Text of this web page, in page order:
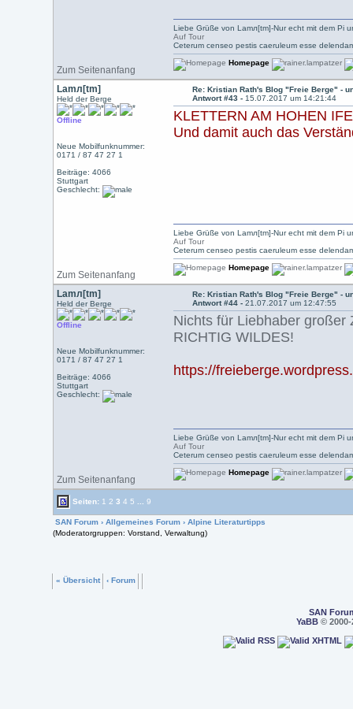
Zum Seitenanfang
Liebe Grüße von Lamл[tm]-Nur echt mit dem Pi
Auf Tour
Ceterum censeo pestis caeruleum esse
Homepage
Lamл[tm]
Held der Berge
Offline
Neue Mobilfunknummer:
0171 / 87 47 27 1
Beiträge: 4066
Stuttgart
Geschlecht:
Re: Kristian Rath's Blog "Freie Berge" -
Antwort #43 - 15.07.2017 um 14:21:44
KLETTERN AM HOHEN
Und damit auch das
Zum Seitenanfang
Liebe Grüße von Lamл[tm]-Nur echt mit dem Pi
Auf Tour
Ceterum censeo pestis caeruleum esse
Homepage
Lamл[tm]
Held der Berge
Offline
Neue Mobilfunknummer:
0171 / 87 47 27 1
Beiträge: 4066
Stuttgart
Geschlecht:
Re: Kristian Rath's Blog "Freie Berge" -
Antwort #44 -21.07.2017 um 12:47:55
Nichts für Liebhaber großer
RICHTIG WILDES!
https://
Zum Seitenanfang
Liebe Grüße von Lamл[tm]-Nur echt mit dem Pi
Auf Tour
Ceterum censeo pestis caeruleum esse
Homepage
Seiten: 1 2 3 4 5 9
SAN Forum› Allgemeines Forum› Alpine Literaturtipps
(Moderatorgruppen: Vorstand, Verwaltung)
« Übersicht ‹ Forum
SAN
YaBB© 2000-